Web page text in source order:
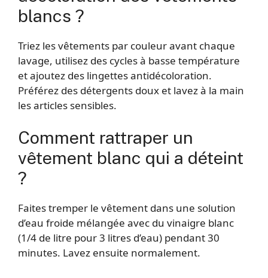
blancs ?
Triez les vêtements par couleur avant chaque
lavage, utilisez des cycles à basse température
et ajoutez des lingettes antidécoloration.
Préférez des détergents doux et lavez à la main
les articles sensibles.
Comment rattraper un
vêtement blanc qui a déteint
?
Faites tremper le vêtement dans une solution
d’eau froide mélangée avec du vinaigre blanc
(1/4 de litre pour 3 litres d’eau) pendant 30
minutes. Lavez ensuite normalement.